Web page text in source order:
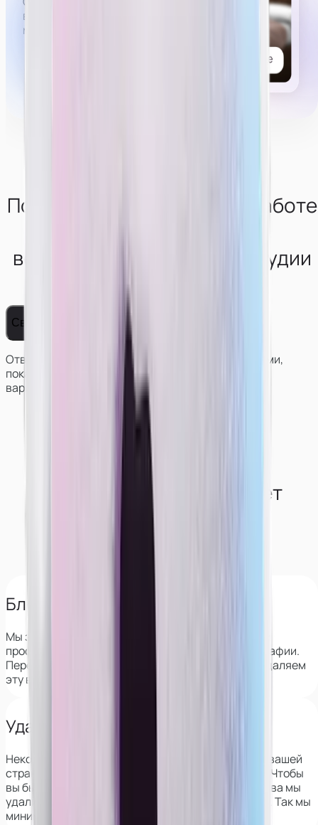
в привате,
можно
Получи консультацию по работе
вебкам-сфере от нашей студии
Связаться с нами
Ответим на вопросы, поможем решить с условиями,
покажем работу и результаты моделей в разных
вариантах сотрудничества.
Как студия обеспечивает
конфиденциальность
моделям?
Блокируем поиск по лицу
Мы знаем все сервисы, которые позволяют найти
профиль девушки на вебкам-сайтах по её фотографии.
Перед началом сотрудничества мы полностью удаляем
эту возможность.
Удаляем из архивов VK
Некоторые веб-сайты сохраняют информацию о вашей
странице в ВК, в том числе фотографии и друзей. Чтобы
вы были защищены, перед началом сотрудничества мы
удалим эти данные со всех популярных сервисов. Так мы
минимизируем риск деанона.